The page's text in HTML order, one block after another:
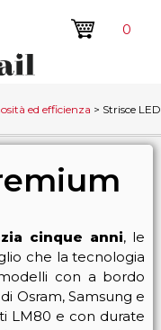
0
ed efficienza > Strisce LED
cinque anni, le
che la tecnologia
con a bordo
Osram, Samsung e
LM80 e con durate